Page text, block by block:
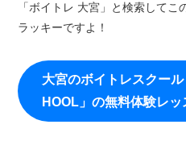
「ボイトレ 大宮」と検索して
ラッキーですよ！
大宮のボイトレスクー
HOOL」の無料体験レッ